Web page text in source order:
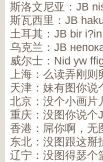
斯洛文尼亚：JB
斯瓦西里：JB
土耳其：JB bir
乌克兰：JB
威尔士：Nid yw
上海：么读弄刚则
天津：妹有图你说
北京：没个小画片
重庆：没图你说个
香港：屌你啊，无
东北：没图跟这掰
辽宁：没图得瑟个